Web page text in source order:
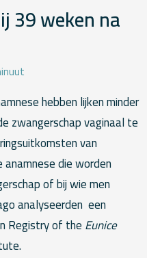
39 weken na
hebben lijken minder
zwangerschap vaginaal te
van
die worden
of bij wie men
analyseerden een
Registry of theEunice